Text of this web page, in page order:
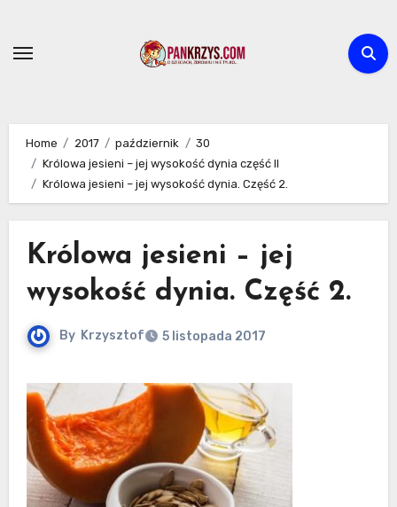
content
Home 2017 październik
30
Królowa jesieni – jej wysokość dynia część II
Królowa jesieni – jej wysokość dynia. Część 2.
Królowa jesieni – jej
wysokość dynia. Część 2.
By Krzysztof 5 listopada 2017